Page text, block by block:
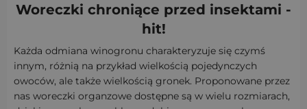
Woreczki chroniące przed insektami -
hit!
Każda odmiana winogronu charakteryzuje się czymś
innym, różnią na przykład wielkością pojedynczych
owoców, ale także wielkością gronek. Proponowane przez
nas woreczki organzowe dostępne są w wielu rozmiarach,